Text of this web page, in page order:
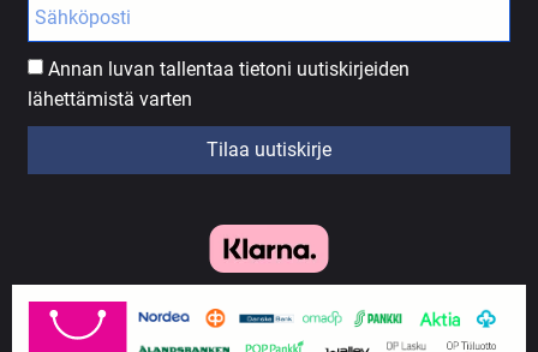
Annan luvan tallentaa tietoni uutiskirjeiden
lähettämistä varten
Tilaa uutiskirje